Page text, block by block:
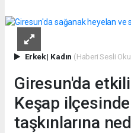
Erkek| Kadın (Haberi Sesli
Giresun'da
Keşap
taşkınlarına